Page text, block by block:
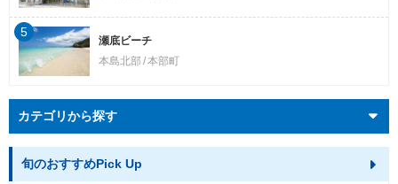
瀬底ビーチ
本島北部 本部町
5
カテゴリから探す
旬のおすすめPick Up